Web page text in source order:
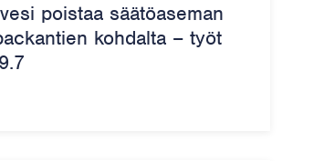
poistaa säätöaseman
kohdalta – työt